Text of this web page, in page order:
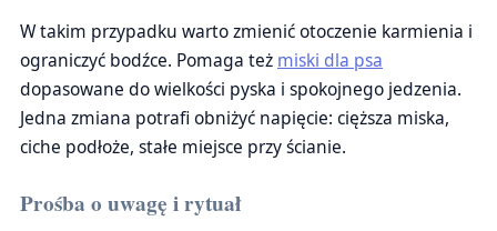
W takim przypadku warto zmienić otoczenie karmienia i
ograniczyć bodźce. Pomaga też miski dla psa
dopasowane do wielkości pyska i spokojnego jedzenia.
Jedna zmiana potrafi obniżyć napięcie: cięższa miska,
ciche podłoże, stałe miejsce przy ścianie.
Prośba o uwagę i rytuał